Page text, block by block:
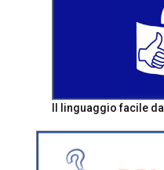
Il linguaggio facile